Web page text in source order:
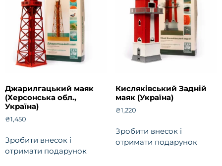
Джарилгацький маяк
(Херсонська обл.,
Україна)
₴1,450
Зробити внесок і
отримати подарунок
Кисляківський Задній
маяк (Україна)
₴1,220
Зробити внесок і
отримати подарунок